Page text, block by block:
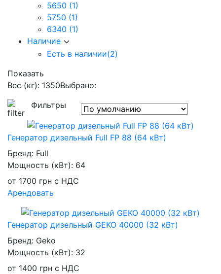
5650 (1)
5750 (1)
6340 (1)
Наличие
Есть в наличии(2)
Показать
Вес (кг): 1350Выбрано:
Фильтры
Генератор дизельный Full FP 88 (64 кВт)
Бренд: Full
Мощность (кВт): 64
от 1700 грн с НДС
Арендовать
Генератор дизельный GEKO 40000 (32 кВт)
Бренд: Geko
Мощность (кВт): 32
от 1400 грн с НДС